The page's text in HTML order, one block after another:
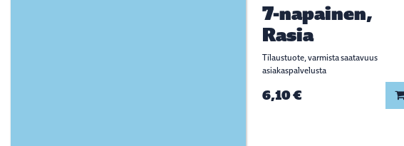
7-napainen,
Rasia
Tilaustuote, varmista saatavuus
asiakaspalvelusta
6,10 €